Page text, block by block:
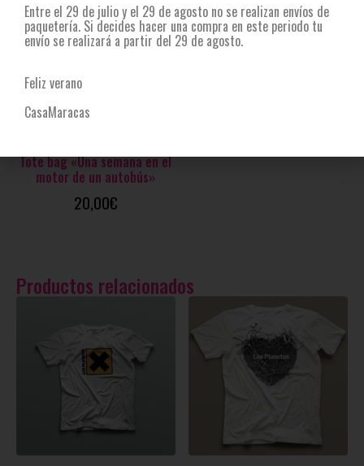
Tote bag «Una semana en el
motor de un autobús»
20,00€
Productos relacionados
Entre el 29 de julio y el 29 de agosto no se realizan envíos de
paquetería. Si decides hacer una compra en este periodo tu
envío se realizará a partir del 29 de agosto.
Feliz verano
CasaMaracas